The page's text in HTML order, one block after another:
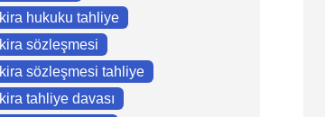
kira hukuku tahliye
kira sözleşmesi
kira sözleşmesi tahliye
kira tahliye davası